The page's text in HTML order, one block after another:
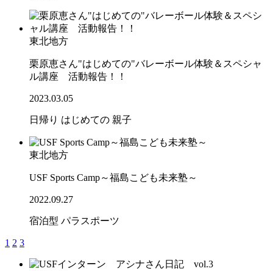
東北地方
栗原恵さん"はじめての"バレーボール体験＆スペシャ
ル講座 活動報告！！
2023.03.05
日帰り はじめての 親子
東北地方
USF Sports Camp～福島こども未来塾～
2022.09.27
宿泊型 パラスポーツ
1 2 3